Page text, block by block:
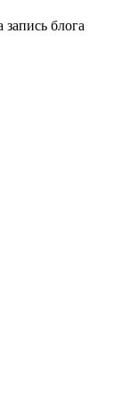
блога